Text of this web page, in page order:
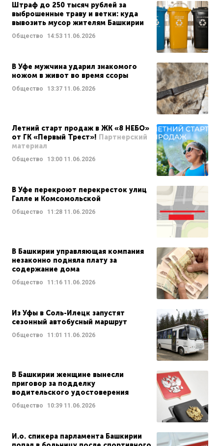
Штраф до 250 тысяч рублей за
выброшенные траву и ветки: куда
вывозить мусор жителям Башкирии
Общество 14:53 11.06.2026
В Уфе мужчина ударил знакомого
ножом в живот во время ссоры
Общество 13:37 11.06.2026
Летний старт продаж в ЖК «8 НЕБО»
от ГК «Первый Трест»! Партнерский
материал
Общество 13:00 11.06.2026
В Уфе перекроют перекресток улиц
Галле и Комсомольской
Общество 11:28 11.06.2026
В Башкирии управляющая компания
незаконно подняла плату за
содержание дома
Общество 11:16 11.06.2026
Из Уфы в Соль-Илецк запустят
сезонный автобусный маршрут
Общество 11:01 11.06.2026
В Башкирии женщине вынесли
приговор за подделку
водительского удостоверения
Общество 10:39 11.06.2026
И.о. спикера парламента Башкирии